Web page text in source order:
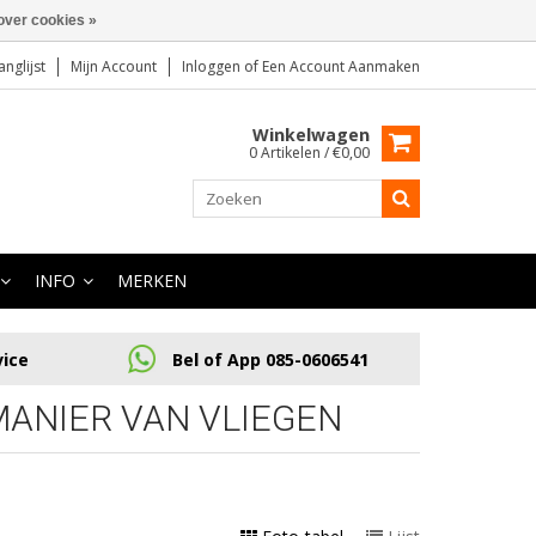
Mijn Account Inloggen of Een Account Aanmaken
Winkelwagen
0 Artikelen / €0,00
INFO MERKEN
Bel of App 085-0606541
VAN VLIEGEN
cookies »